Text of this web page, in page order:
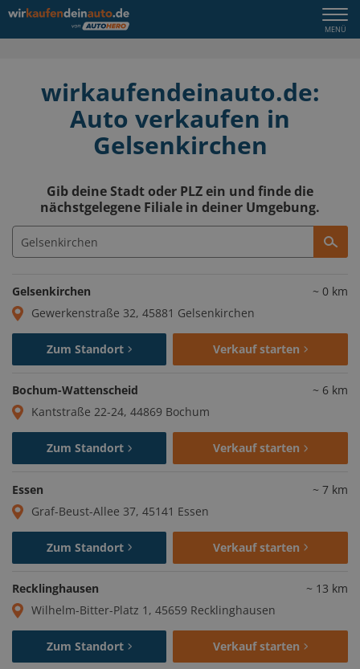
MENÜ
wirkaufendeinauto.de:
Auto verkaufen in
Gelsenkirchen
Gib deine Stadt oder PLZ ein und finde die
nächstgelegene Filiale in deiner Umgebung.
Gelsenkirchen ~ 0 km
Gewerkenstraße 32, 45881 Gelsenkirchen
Zum Standort Verkauf starten
Bochum-Wattenscheid ~ 6 km
Kantstraße 22-24, 44869 Bochum
Zum Standort Verkauf starten
Essen ~ 7 km
Graf-Beust-Allee 37, 45141 Essen
Zum Standort Verkauf starten
Recklinghausen ~ 13 km
Wilhelm-Bitter-Platz 1, 45659 Recklinghausen
Zum Standort Verkauf starten